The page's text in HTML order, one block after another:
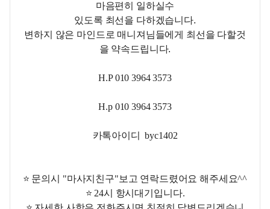
마음편히 일하실수
있도록 최선을 다하겠습니다.
변하지 않은 마인드로 매니져님들에게 최선을 다할것
을 약속드립니다.
H.P 010 3964 3573
H.p 010 3964 3573
카톡아이디 byc1402
⭐ 문의시 "마사지친구"보고 연락드렸어요 해주세요^^
⭐ 24시 항시대기입니다.